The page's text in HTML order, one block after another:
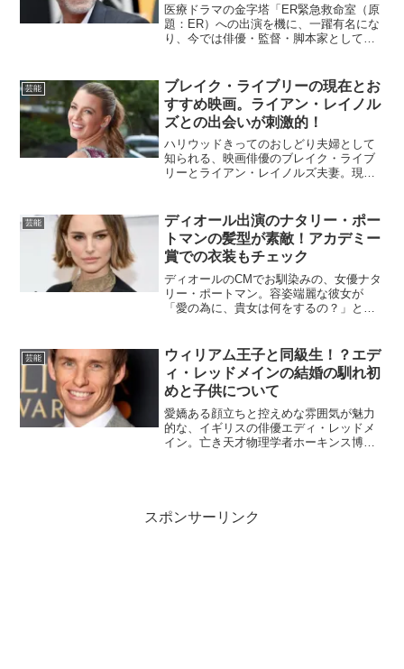
医療ドラマの金字塔「ER緊急救命室（原
題：ER）への出演を機に、一躍有名にな
り、今では俳優・監督・脚本家として幅
60歳を超え、ロマンスグレーの髪型が良
く似合う、クールシ...
芸能
ブレイク・ライブリーの現在とお
すすめ映画。ライアン・レイノル
ズとの出会いが刺激的！
ハリウッドきってのおしどり夫婦として
知られる、映画俳優のブレイク・ライブ
リーとライアン・レイノルズ夫妻。現在
ていますが、その出会いから結婚に至る
までの馴れ初めは、どのよ...
芸能
ディオール出演のナタリー・ポー
トマンの髪型が素敵！アカデミー
賞での衣装もチェック
ディオールのCMでお馴染みの、女優ナタ
リー・ポートマン。容姿端麗な彼女が
「愛の為に、貴女は何をするの？」とい
でしょうか？そんな彼女が愛と正義の為
に、どのような行動をとっ...
芸能
ウィリアム王子と同級生！？エデ
ィ・レッドメインの結婚の馴れ初
めと子供について
愛嬌ある顔立ちと控えめな雰囲気が魅力
的な、イギリスの俳優エディ・レッドメ
イン。亡き天才物理学者ホーキンス博士
スポンサーリンク